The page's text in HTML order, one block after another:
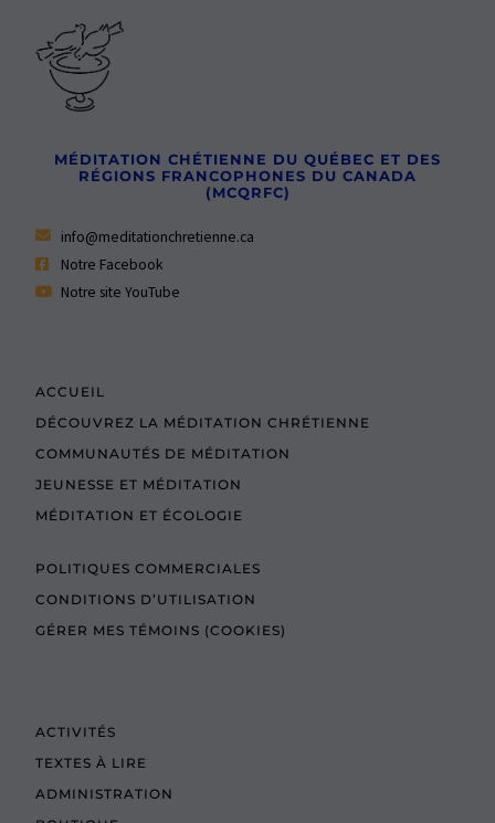
MÉDITATION CHÉTIENNE DU QUÉBEC ET DES
RÉGIONS FRANCOPHONES DU CANADA
(MCQRFC)
info@meditationchretienne.ca
Notre Facebook
Notre site YouTube
ACCUEIL
DÉCOUVREZ LA MÉDITATION CHRÉTIENNE
COMMUNAUTÉS DE MÉDITATION
JEUNESSE ET MÉDITATION
MÉDITATION ET ÉCOLOGIE
POLITIQUES COMMERCIALES
CONDITIONS D’UTILISATION
GÉRER MES TÉMOINS (COOKIES)
ACTIVITÉS
TEXTES À LIRE
ADMINISTRATION